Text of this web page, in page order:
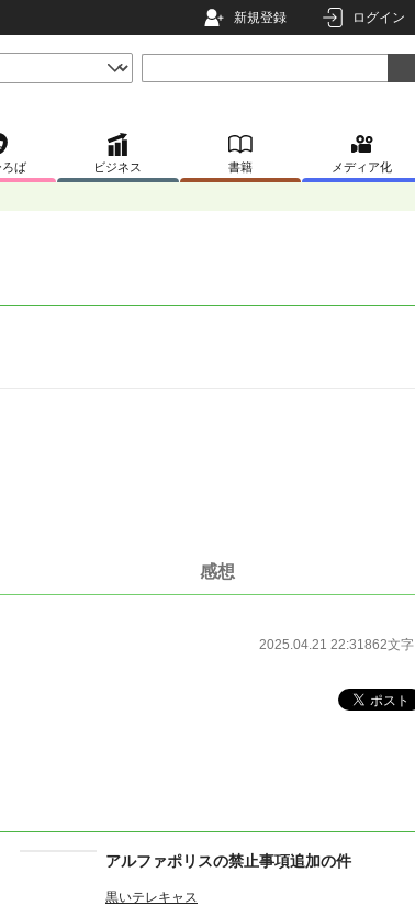
新規登録 ログイン
ば ビジネス 書籍 メディア化
感想
2025.04.21 22:31862文字
アルファポリスの禁止事項追加の件
黒いテレキャス